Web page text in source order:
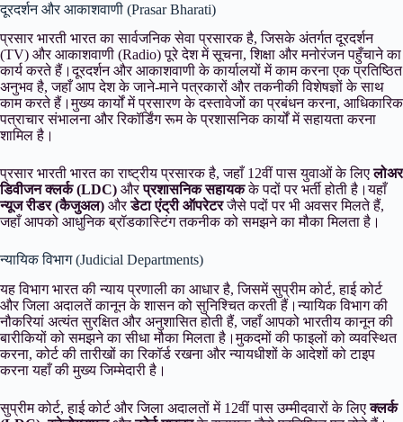
दूरदर्शन और आकाशवाणी (Prasar Bharati)
प्रसार भारती भारत का सार्वजनिक सेवा प्रसारक है, जिसके अंतर्गत दूरदर्शन
(TV) और आकाशवाणी (Radio) पूरे देश में सूचना, शिक्षा और मनोरंजन पहुँचाने का
कार्य करते हैं।दूरदर्शन और आकाशवाणी के कार्यालयों में काम करना एक प्रतिष्ठित
अनुभव है, जहाँ आप देश के जाने-माने पत्रकारों और तकनीकी विशेषज्ञों के साथ
काम करते हैं।मुख्य कार्यों में प्रसारण के दस्तावेजों का प्रबंधन करना, आधिकारिक
पत्राचार संभालना और रिकॉर्डिंग रूम के प्रशासनिक कार्यों में सहायता करना
शामिल है।
प्रसार भारती भारत का राष्ट्रीय प्रसारक है, जहाँ 12वीं पास युवाओं के लिएलोअर
डिवीजन क्लर्क (LDC) औरप्रशासनिक सहायकके पदों पर भर्ती होती है।यहाँ
न्यूज रीडर (कैजुअल) औरडेटा एंट्री ऑपरेटरजैसे पदों पर भी अवसर मिलते हैं,
जहाँ आपको आधुनिक ब्रॉडकास्टिंग तकनीक को समझने का मौका मिलता है।
न्यायिक विभाग (Judicial Departments)
यह विभाग भारत की न्याय प्रणाली का आधार है, जिसमें सुप्रीम कोर्ट, हाई कोर्ट
और जिला अदालतें कानून के शासन को सुनिश्चित करती हैं।न्यायिक विभाग की
नौकरियां अत्यंत सुरक्षित और अनुशासित होती हैं, जहाँ आपको भारतीय कानून की
बारीकियों को समझने का सीधा मौका मिलता है।मुकदमों की फाइलों को व्यवस्थित
करना, कोर्ट की तारीखों का रिकॉर्ड रखना और न्यायधीशों के आदेशों को टाइप
करना यहाँ की मुख्य जिम्मेदारी है।
सुप्रीम कोर्ट, हाई कोर्ट और जिला अदालतों में 12वीं पास उम्मीदवारों के लिएक्लर्क